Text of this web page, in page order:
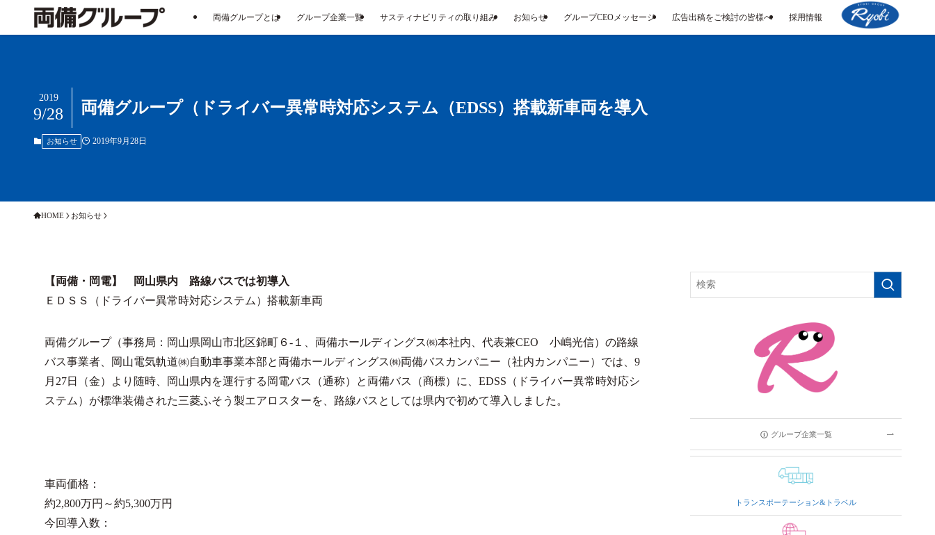
両備グループとは グループ企業一覧 サスティナビリティの取り組み お知らせ グループCEOメッセージ 広告出稿をご検討の皆様へ 採用情報
両備グループ（ドライバー異常時対応システム（EDSS）搭載新車両を導入
2019
9/28
お知らせ 2019年9月28日
HOME お知らせ
【両備・岡電】 岡山県内 路線バスでは初導入
ＥＤＳＳ（ドライバー異常時対応システム）搭載新車両
両備グループ（事務局：岡山県岡山市北区錦町６-１、両備ホールディングス㈱本社内、代表兼CEO 小嶋光信）の路線
バス事業者、岡山電気軌道㈱自動車事業本部と両備ホールディングス㈱両備バスカンパニー（社内カンパニー）では、9
月27日（金）より随時、岡山県内を運行する岡電バス（通称）と両備バス（商標）に、EDSS（ドライバー異常時対応シ
ステム）が標準装備された三菱ふそう製エアロスターを、路線バスとしては県内で初めて導入しました。
車両価格：
約2,800万円～約5,300万円
今回導入数：
グループ企業一覧
トランスポーテーション&トラベル